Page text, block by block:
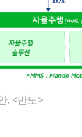
. <만도>